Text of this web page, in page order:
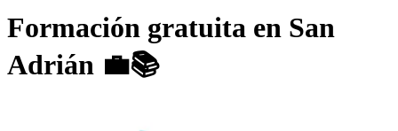
Formación gratuita en San
Adrián 💼📚